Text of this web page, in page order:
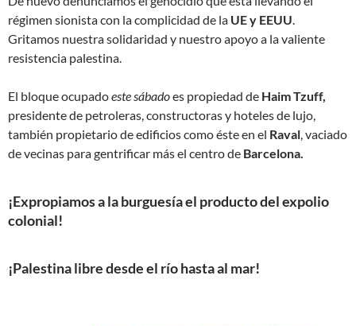
régimen sionista con la complicidad de la UE y EEUU.
Gritamos nuestra solidaridad y nuestro apoyo a la valiente
resistencia palestina.
El bloque ocupadoeste sábadoes propiedad de Haim Tzuff,
presidente de petroleras, constructoras y hoteles de lujo,
también propietario de edificios como éste en el Raval, vaciado
de vecinas para gentrificar más el centro de Barcelona.
¡Expropiamos a la burguesía el producto del expolio
colonial!
¡Palestina libre desde el río hasta al mar!